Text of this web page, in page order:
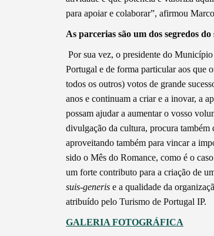
para apoiar e colaborar”, afirmou
As parcerias são um dos segredos do
Por sua vez, o presidente do
Portugal e de forma particular aos que
todos os outros) votos de grande
anos e continuam a criar e a inovar, a
possam ajudar a aumentar o vosso
divulgação da cultura, procura
aproveitando também para vincar a
sido o Mês do Romance, como é o
um forte contributo para a criação de
suis-generis e a qualidade da
atribuído pelo Turismo de Portugal IP.
GALERIA FOTOGRÁFICA